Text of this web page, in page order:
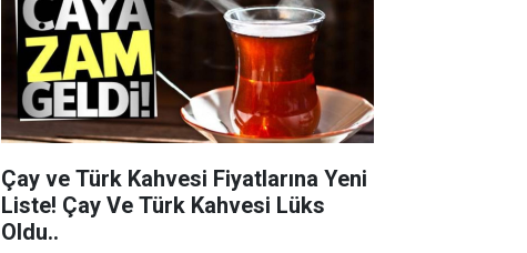
Çay ve Türk Kahvesi Fiyatlarına Yeni
Liste! Çay Ve Türk Kahvesi Lüks
Oldu..